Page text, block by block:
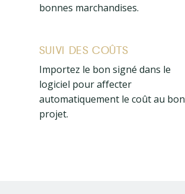
bonnes marchandises.
SUIVI DES COÛTS
Importez le bon signé dans le
logiciel pour affecter
automatiquement le coût au bon
projet.